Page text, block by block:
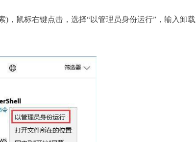
鼠标右键点击，选择“以管理员身份运行”，输入卸